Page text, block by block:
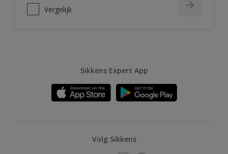
Vergelijk
Sikkens Expert App
Volg Sikkens